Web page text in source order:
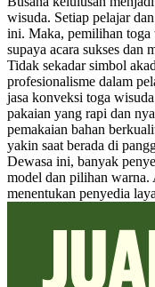
wisuda. Setiap pelajar
ini. Maka, pemilihan toga
supaya acara sukses dan
Tidak sekadar simbol
profesionalisme dalam
jasa konveksi toga
pakaian yang rapi dan
pemakaian bahan
yakin saat berada di
Dewasa ini, banyak
model dan pilihan warna.
menentukan penyedia